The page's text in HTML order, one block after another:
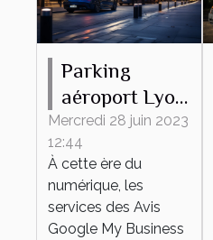
Parking
aéroport Lyon
: comment
accroître sa
réputation
grâce aux
témoignages
Mercredi 28 juin 2023
12:44
À cette ère du
numérique, les
services des Avis
Google My Business